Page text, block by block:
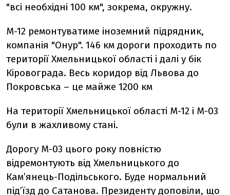
"всі необхідні 100 км", зокрема, окружну.
М-12 ремонтуватиме іноземний підрядник,
компанія "Онур". 146 км дороги проходить по
території Хмельницької області і далі у бік
Кіровограда. Весь коридор від Львова до
Покровська – це майже 1200 км
На території Хмельницької області М-12 і М-03
були в жахливому стані.
Дорогу М-03 цього року повністю
відремонтують від Хмельницького до
Кам’янець-Подільського. Буде нормальний
під’їзд до Сатанова. Президенту доповіли, що